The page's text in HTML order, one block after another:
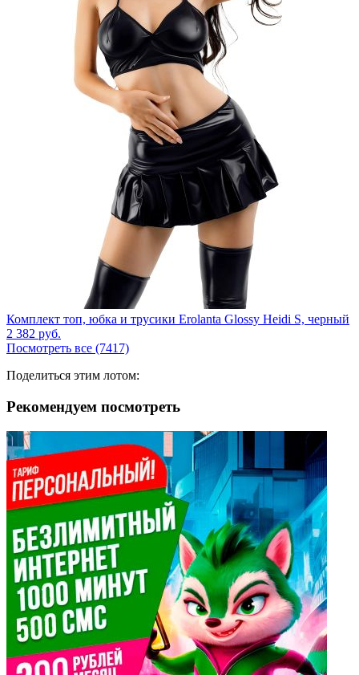
Комплект топ, юбка и трусики Erolanta Glossy Heidi S, черный
2 382 руб.
Посмотреть все (7417)
Поделиться этим лотом:
Рекомендуем посмотреть